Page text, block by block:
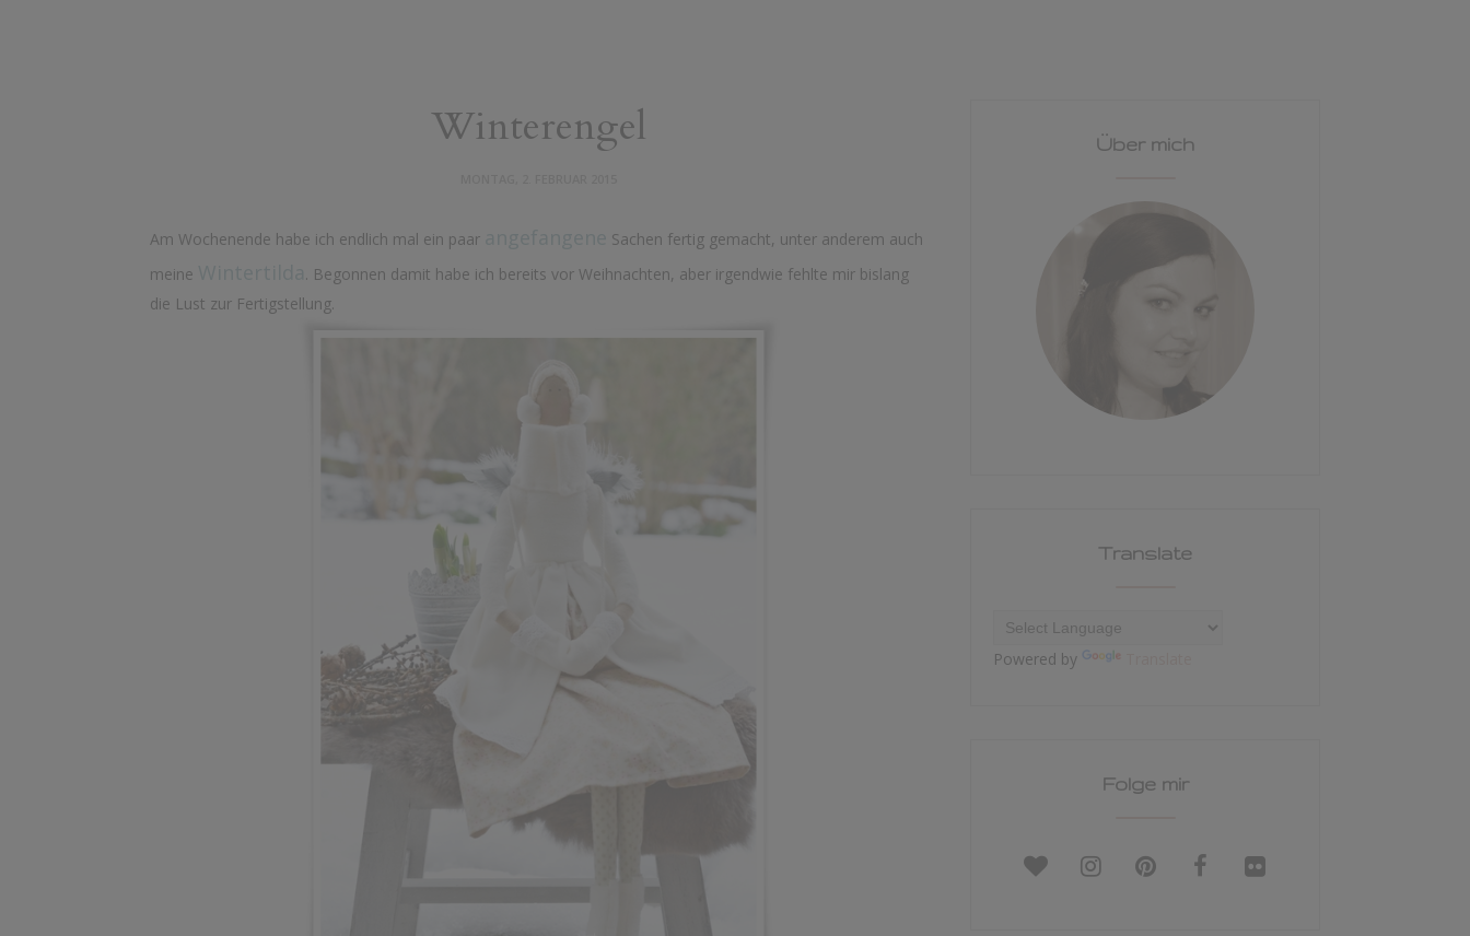
Winterengel
Am Wochenende habe ich endlich mal ein paar
Sachen fertig gemacht, unter anderem auch
meine
. Begonnen damit habe ich bereits vor Weihnachten, aber irgendwie fehlte mir bislang
die Lust zur Fertigstellung.
Über mich
Translate
Powered by
Folge mir